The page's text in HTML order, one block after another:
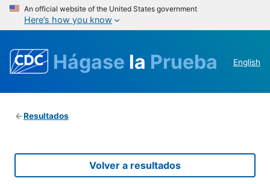
An official website of the United States government
Here’s how you know
Hágase la Prueba English
Resultados
Volver a resultados